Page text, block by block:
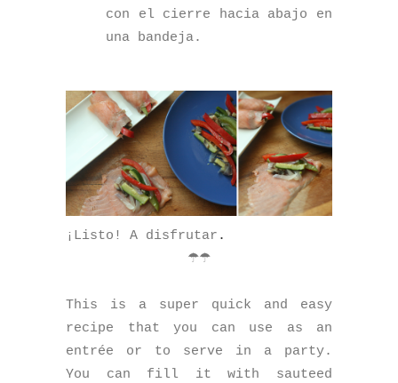
con el cierre hacia abajo en
una bandeja.
¡Listo! A disfrutar .
☂☂
This is a super quick and easy
recipe that you can use as an
entrée or to serve in a party.
You can fill it with sauteed